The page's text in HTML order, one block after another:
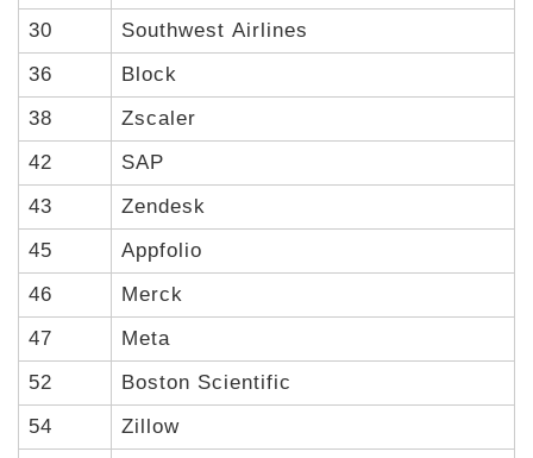
30
Southwest Airlines
36
Block
38
Zscaler
42
SAP
43
Zendesk
45
Appfolio
46
Merck
47
Meta
52
Boston Scientific
54
Zillow